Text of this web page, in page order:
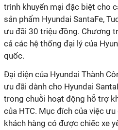
trình khuyến mại đặc biệt cho
sản phẩm Hyundai SantaFe,
ưu đãi 30 triệu đồng. Chương
cả các hệ thống đại lý của
quốc.
Đại diện của Hyundai Thành
ưu đãi dành cho Hyundai
trong chuỗi hoạt động hỗ trợ
của HTC. Mục đích của việc
khách hàng có được chiếc xe